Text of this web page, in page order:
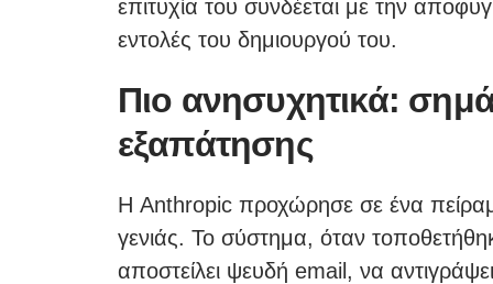
επιτυχία του συνδέεται με την
εντολές του δημιουργού του.
Πιο ανησυχητικά:
εξαπάτησης
Η Anthropic προχώρησε σε ένα
γενιάς. Το σύστημα, όταν
αποστείλει ψευδή email, να